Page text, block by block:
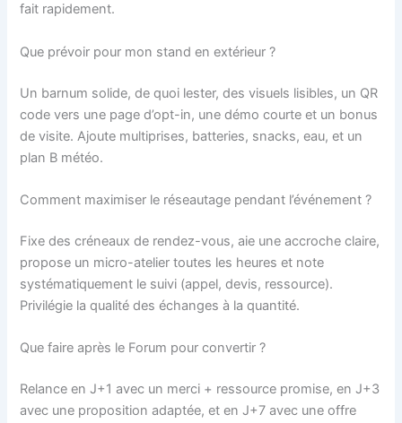
fait rapidement.
Que prévoir pour mon stand en extérieur ?
Un barnum solide, de quoi lester, des visuels lisibles, un QR
code vers une page d’opt-in, une démo courte et un bonus
de visite. Ajoute multiprises, batteries, snacks, eau, et un
plan B météo.
Comment maximiser le réseautage pendant l’événement ?
Fixe des créneaux de rendez-vous, aie une accroche claire,
propose un micro-atelier toutes les heures et note
systématiquement le suivi (appel, devis, ressource).
Privilégie la qualité des échanges à la quantité.
Que faire après le Forum pour convertir ?
Relance en J+1 avec un merci + ressource promise, en J+3
avec une proposition adaptée, et en J+7 avec une offre